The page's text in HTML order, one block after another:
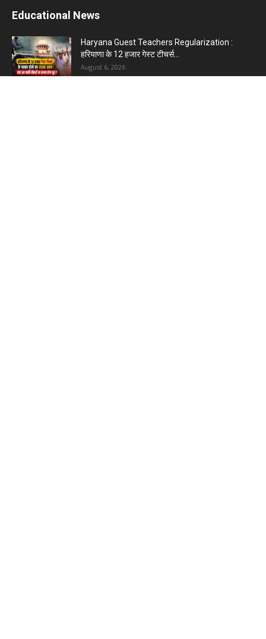
Educational News
Haryana Guest Teachers Regularization :
हरियाणा के 12 हजार गेस्ट टीचर्स...
August 6, 2026